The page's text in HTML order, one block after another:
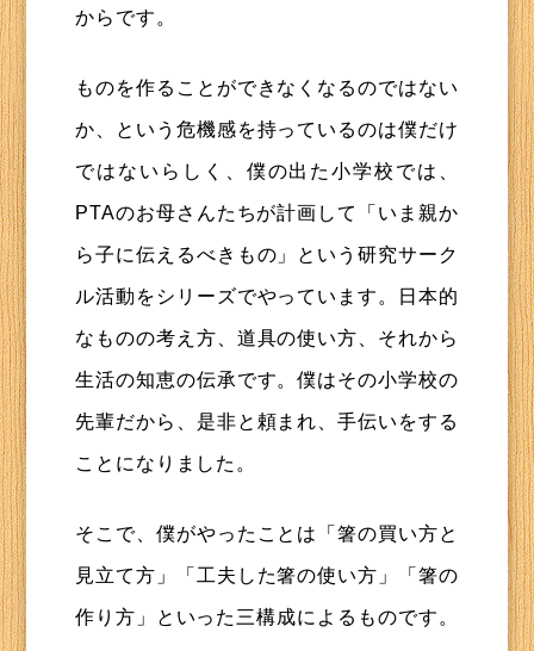
からです。
ものを作ることができなくなるのではない
か、という危機感を持っているのは僕だけ
ではないらしく、僕の出た小学校では、
PTAのお母さんたちが計画して「いま親か
ら子に伝えるべきもの」という研究サーク
ル活動をシリーズでやっています。日本的
なものの考え方、道具の使い方、それから
生活の知恵の伝承です。僕はその小学校の
先輩だから、是非と頼まれ、手伝いをする
ことになりました。
そこで、僕がやったことは「箸の買い方と
見立て方」「工夫した箸の使い方」「箸の
作り方」といった三構成によるものです。